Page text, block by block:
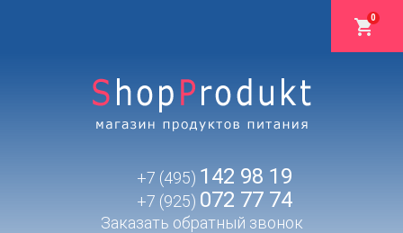
0
+7 (495) 142 98 19
+7 (925) 072 77 74
Заказать обратный звонок